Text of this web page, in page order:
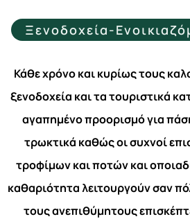
Ξενοδοχεία-
Κάθε χρόνο και κυρίως τους
ξενοδοχεία και τα τουριστικά
αγαπημένο προορισμό για
τρωκτικά καθώς οι συχνοί
τροφίμων και ποτών και
καθαριότητα λειτουργούν σαν
τους ανεπιθύμητους